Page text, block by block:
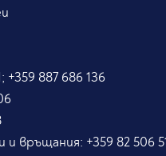
+359 887 686 136
и връщания: +359 82 506